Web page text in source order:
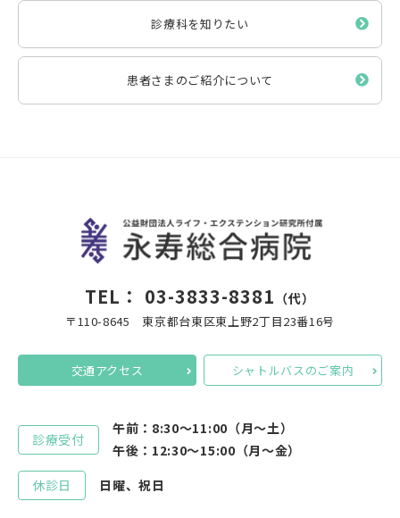
診療科を知りたい
患者さまのご紹介について
TEL： 03-3833-8381 （代）
〒110-8645 東京都台東区東上野2丁目23番16号
交通アクセス シャトルバスのご案内
診療受付
午前：8:30～11:00（月～土）
午後：12:30～15:00（月～金）
休診日
日曜、祝日